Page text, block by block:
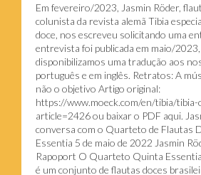
Em fevereiro/2023, Jasmin Röder,
colunista da revista alemã Tibia
doce, nos escreveu solicitando uma
entrevista foi publicada em maio/2023,
disponibilizamos uma tradução aos
português e em inglês. Retratos: A
não o objetivo Artigo original:
https://www.moeck.com/en/tibia/
article=2426 ou baixar o PDF aqui.
conversa com o Quarteto de Flautas
Essentia 5 de maio de 2022 Jasmin
Rapoport O Quarteto Quinta
é um conjunto de flautas doces